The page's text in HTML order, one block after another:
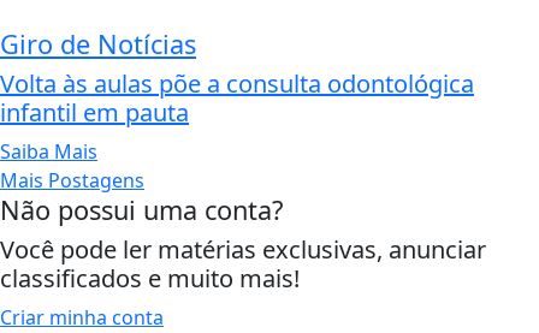
Giro de Notícias
Volta às aulas põe a consulta odontológica
infantil em pauta
Saiba Mais
Mais Postagens
Não possui uma conta?
Você pode ler matérias exclusivas, anunciar
classificados e muito mais!
Criar minha conta